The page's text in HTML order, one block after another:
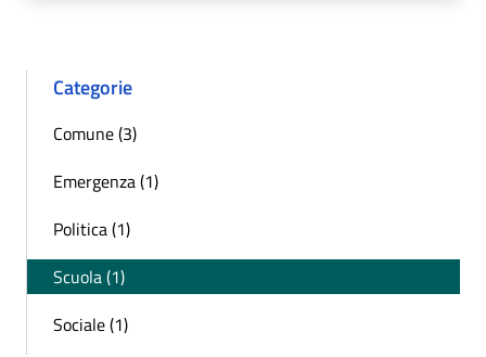
Categorie
Comune (3)
Emergenza (1)
Politica (1)
Scuola (1)
Sociale (1)